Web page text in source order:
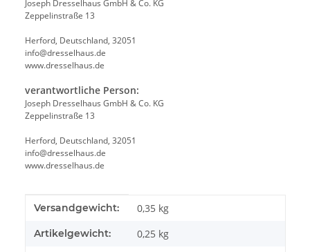
Joseph Dresselhaus GmbH & Co. KG
Zeppelinstraße 13
Herford, Deutschland, 32051
info@dresselhaus.de
www.dresselhaus.de
verantwortliche Person:
Joseph Dresselhaus GmbH & Co. KG
Zeppelinstraße 13
Herford, Deutschland, 32051
info@dresselhaus.de
www.dresselhaus.de
Produkteigenschaft
Wert
Versandgewicht: 0,35 kg
Artikelgewicht: 0,25 kg